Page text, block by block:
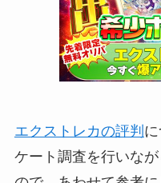
エクストレカの評判
ケート調査を行いな